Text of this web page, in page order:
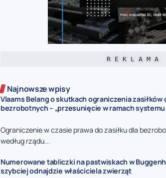
R E K L A M A
Najnowsze wpisy
Vlaams Belang o skutkach ograniczenia zasiłków
bezrobotnych – „przesunięcie w ramach systemu
Ograniczenie w czasie prawa do zasiłku dla
według rządu...
Numerowane tabliczki na pastwiskach w
szybciej odnajdzie właściciela zwierząt